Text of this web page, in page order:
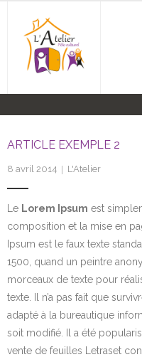
L’Association
Agenda
Ateliers
- Anglais
- Balades
- Couture
- Cuisine / Pâtisserie
ARTICLE EXEMPLE 2
8 avril 2014 L'Atelier
Le Lorem Ipsum est
composition et la mise en
Ipsum est le faux texte
1500, quand un peintre
morceaux de texte pour
texte. Il n’a pas fait que
adapté à la bureautique
soit modifié. Il a été
vente de feuilles Letraset